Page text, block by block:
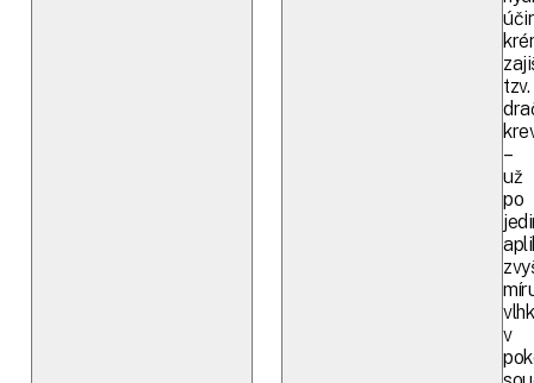
tzv.
–
už
po
v